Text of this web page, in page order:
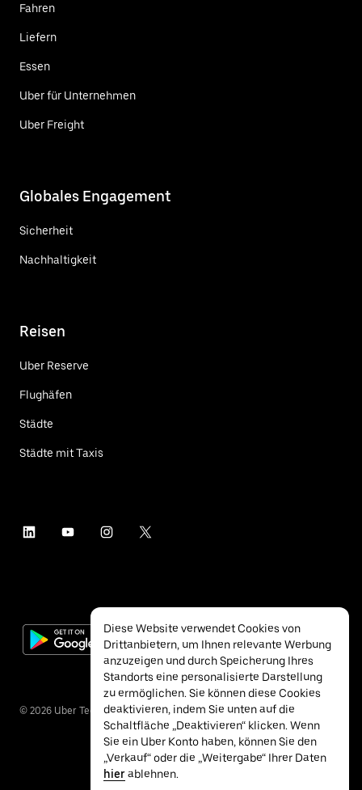
Fahren
Liefern
Essen
Uber für Unternehmen
Uber Freight
Globales Engagement
Sicherheit
Nachhaltigkeit
Reisen
Uber Reserve
Flughäfen
Städte
Städte mit Taxis
© 2026 Uber Technologies Inc.
Diese Website verwendet Cookies von
Drittanbietern, um Ihnen relevante Werbung
anzuzeigen und durch Speicherung Ihres
Standorts eine personalisierte Darstellung
zu ermöglichen. Sie können diese Cookies
deaktivieren, indem Sie unten auf die
Schaltfläche „Deaktivieren“ klicken. Wenn
Sie ein Uber Konto haben, können Sie den
„Verkauf“ oder die „Weitergabe“ Ihrer Daten
hierablehnen.